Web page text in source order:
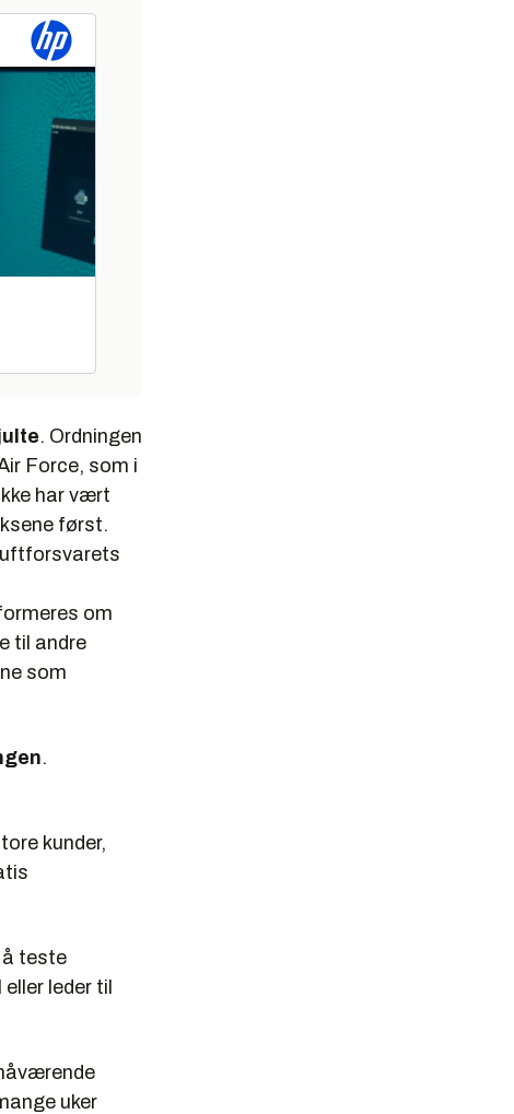
. Ordningen
Force, som i
har vært
først.
om
til andre
som
.
kunder,
teste
leder til
uker